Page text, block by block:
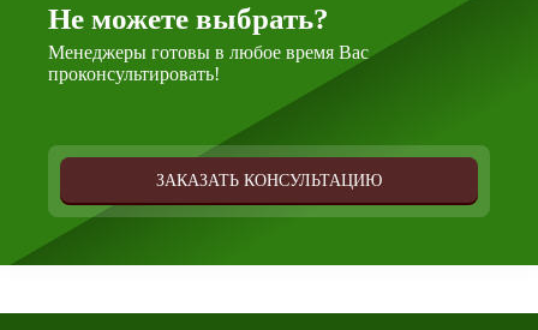
Не можете выбрать?
Менеджеры готовы в любое время Вас
проконсультировать!
ЗАКАЗАТЬ КОНСУЛЬТАЦИЮ